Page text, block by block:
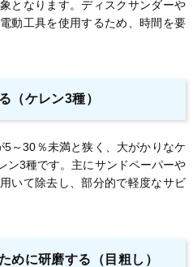
となります。ディスクサンダーや
動工具を使用するため、時間を要
（ケレン3種）
～30％未満と狭く、大がかりなケ
ン3種です。主にサンドペーパーや
いて除去し、部分的で軽度なサビ
めに研磨する（目粗し）